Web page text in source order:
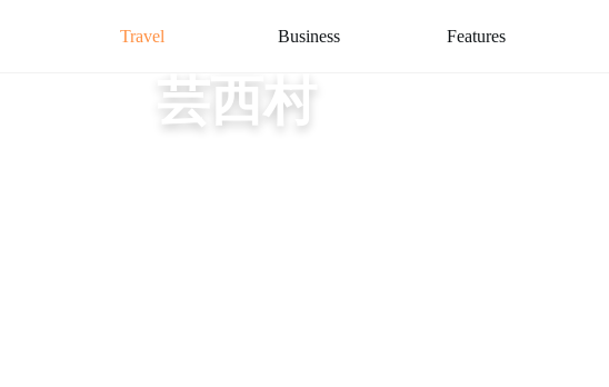
Travel Business Features
芸西村